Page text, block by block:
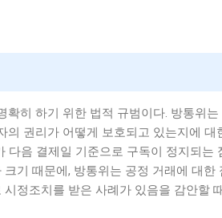
히 하기 위한 법적 규범이다. 방통위는
권리가 어떻게 보호되고 있는지에 대
다음 결제일 기준으로 구독이 정지되는
기 때문에, 방통위는 공정 거래에 대한
정조치를 받은 사례가 있음을 감안할